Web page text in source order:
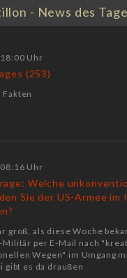
- News des
Uhr
(253)
Uhr
Welche
Sie der US-Armee im
groß, als diese Woche
Militär per E-Mail nach
Wegen" im Umgang
gibt es da draußen